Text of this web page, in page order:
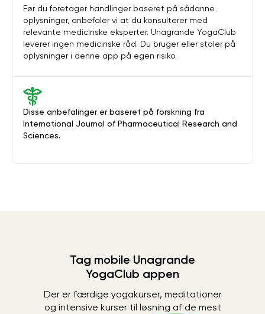
Disse anbefalinger er baseret på forskning fra
International Journal of Pharmaceutical Research and
Sciences.
Før du foretager handlinger baseret på sådanne
oplysninger, anbefaler vi at du konsulterer med
relevante medicinske eksperter. Unagrande YogaClub
leverer ingen medicinske råd. Du bruger eller stoler på
oplysninger i denne app på egen risiko.
Tag mobile Unagrande
YogaClub appen
Der er færdige yogakurser, meditationer
og intensive kurser til løsning af de mest